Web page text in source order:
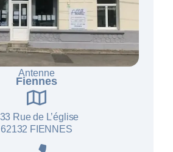
Antenne
Fiennes
Rue de L’ég lise
62132 FIENNES